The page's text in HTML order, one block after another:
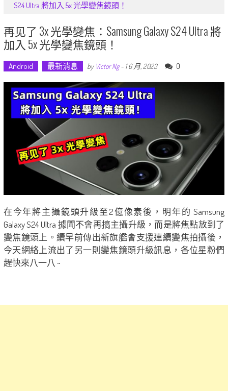
S24 Ultra 將加入 5x 光學變焦鏡頭！
再见了 3x 光學變焦：Samsung Galaxy S24 Ultra 將
加入 5x 光學變焦鏡頭！
Android 最新消息 by Victor Ng- 1 6 月, 2023 0
在今年將主攝鏡頭升級至2億像素後，明年的 Samsung
Galaxy S24 Ultra 據聞不會再搞主攝升級，而是將焦點放到了
變焦鏡頭上。續早前傳出新旗艦會支援連續變焦拍攝後，
今天網絡上流出了另一則變焦鏡頭升級訊息，各位星粉們
趕快來八一八 ~